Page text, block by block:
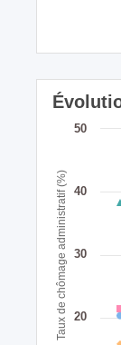
Taux de chômage administratif (%) 20
30
40
50